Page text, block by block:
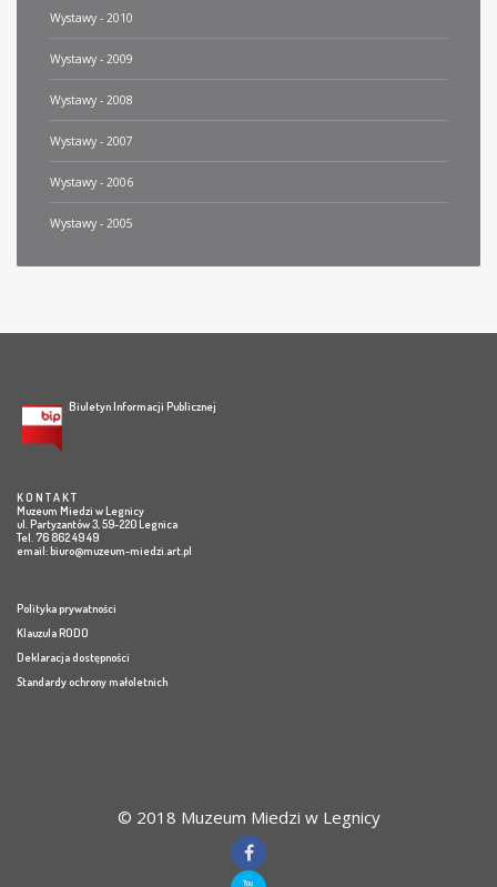
Wystawy - 2010
Wystawy - 2009
Wystawy - 2008
Wystawy - 2007
Wystawy - 2006
Wystawy - 2005
Biuletyn Informacji Publicznej
K O N T A K T
Muzeum Miedzi w Legnicy
ul. Partyzantów 3, 59-220 Legnica
Tel. 76 862 49 49
email:biuro@muzeum-miedzi.art.pl
Polityka prywatności
Klauzula RODO
Deklaracja dostępności
Standardy ochrony małoletnich
© 2018 Muzeum Miedzi w Legnicy